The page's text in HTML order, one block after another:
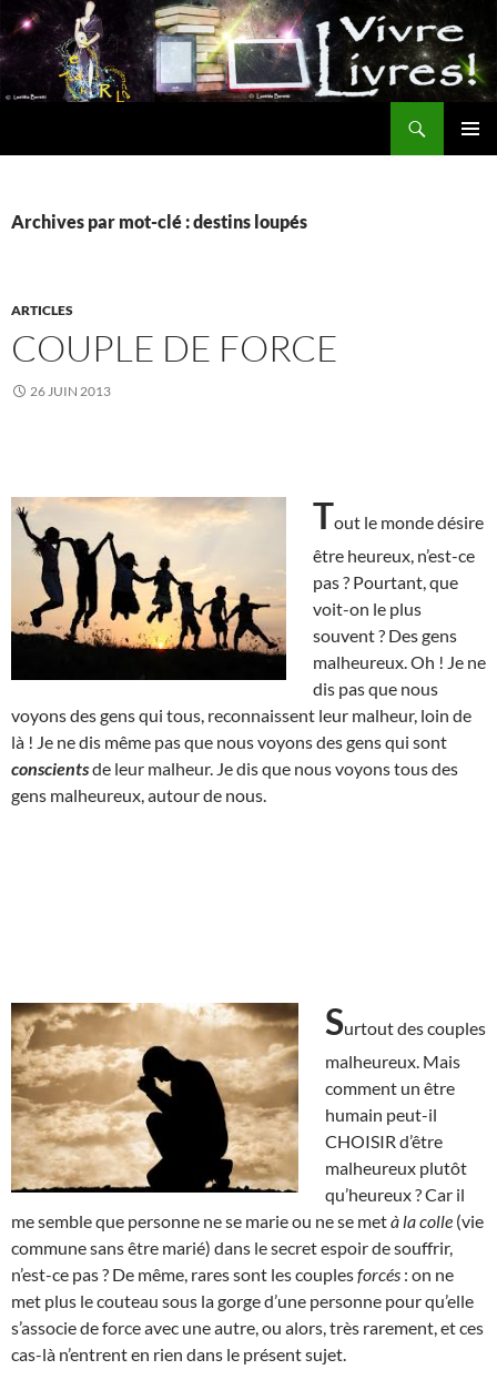
Aller
au
contenu
Archives par mot-clé : destins loupés
ARTICLES
COUPLE DE FORCE
26 JUIN 2013
Tout le monde désire
être heureux, n’est-ce
pas ? Pourtant, que
voit-on le plus
souvent ? Des gens
malheureux. Oh ! Je ne
dis pas que nous
voyons des gens qui tous, reconnaissent leur malheur, loin de
là ! Je ne dis même pas que nous voyons des gens qui sont
conscientsde leur malheur. Je dis que nous voyons tous des
gens malheureux, autour de nous.
Surtout des couples
malheureux. Mais
comment un être
humain peut-il
CHOISIR d’être
malheureux plutôt
qu’heureux ? Car il
me semble que personne ne se marie ou ne se metà la colle (vie
commune sans être marié) dans le secret espoir de souffrir,
n’est-ce pas ? De même, rares sont les couplesforcés : on ne
met plus le couteau sous la gorge d’une personne pour qu’elle
s’associe de force avec une autre, ou alors, très rarement, et ces
cas-là n’entrent en rien dans le présent sujet.